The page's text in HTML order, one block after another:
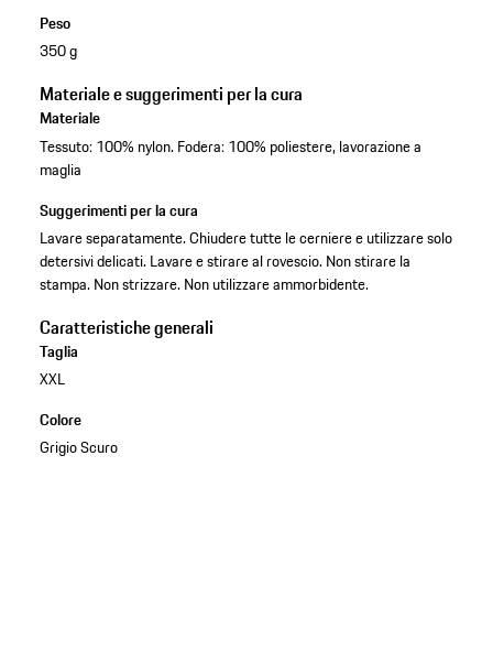
Peso
350 g
Materiale e suggerimenti per la cura
Materiale
Tessuto: 100% nylon. Fodera: 100% poliestere, lavorazione a
maglia
Suggerimenti per la cura
Lavare separatamente. Chiudere tutte le cerniere e utilizzare solo
detersivi delicati. Lavare e stirare al rovescio. Non stirare la
stampa. Non strizzare. Non utilizzare ammorbidente.
Caratteristiche generali
Taglia
XXL
Colore
Grigio Scuro